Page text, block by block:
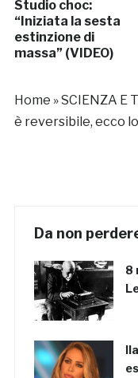
Studio choc:
“Iniziata la sesta
estinzione di
massa” (VIDEO)
Home »SCIENZA E
è reversibile, ecco
Da non
8